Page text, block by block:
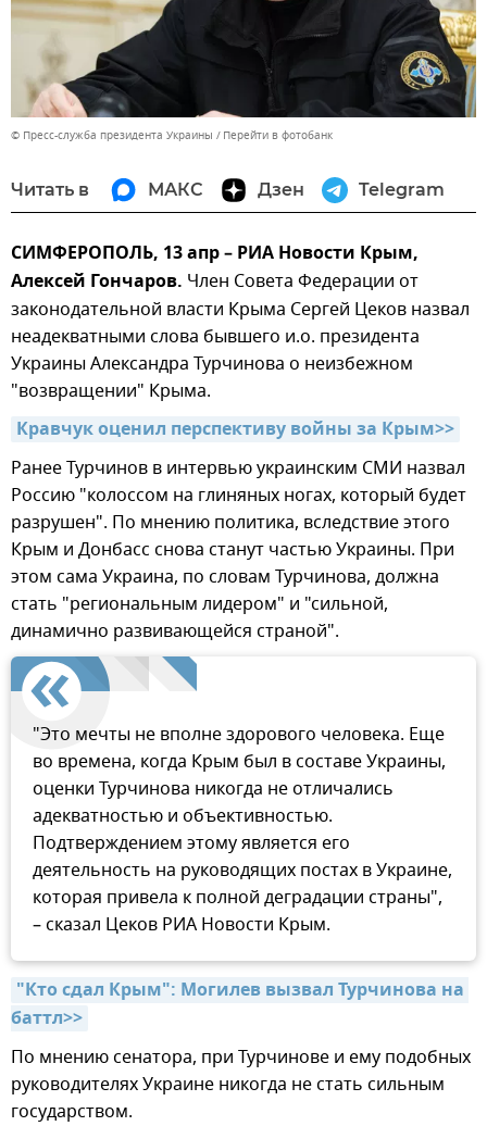
© Пресс-служба президента Украины Перейти в фотобанк
Читать в МАКС Дзен Telegram
СИМФЕРОПОЛЬ, 13 апр – РИА Новости Крым,
Алексей Гончаров. Член Совета Федерации от
законодательной власти Крыма Сергей Цеков назвал
неадекватными слова бывшего и.о. президента
Украины Александра Турчинова о неизбежном
"возвращении" Крыма.
Кравчук оценил перспективу войны за Крым>>
Ранее Турчинов в интервью украинским СМИ назвал
Россию "колоссом на глиняных ногах, который будет
разрушен". По мнению политика, вследствие этого
Крым и Донбасс снова станут частью Украины. При
этом сама Украина, по словам Турчинова, должна
стать "региональным лидером" и "сильной,
динамично развивающейся страной".
"Это мечты не вполне здорового человека. Еще
во времена, когда Крым был в составе Украины,
оценки Турчинова никогда не отличались
адекватностью и объективностью.
Подтверждением этому является его
деятельность на руководящих постах в Украине,
которая привела к полной деградации страны",
– сказал Цеков РИА Новости Крым.
"Кто сдал Крым": Могилев вызвал Турчинова на
баттл>>
По мнению сенатора, при Турчинове и ему подобных
руководителях Украине никогда не стать сильным
государством.